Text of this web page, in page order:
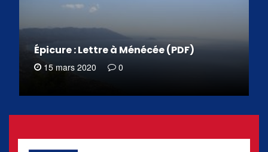
Épicure : Lettre à Ménécée (PDF)
15 mars 2020 0